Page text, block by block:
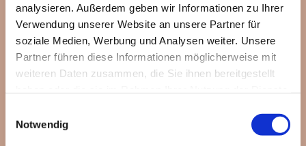
analysieren. Außerdem geben wir Informationen zu Ihrer
Verwendung unserer Website an unsere Partner für
soziale Medien, Werbung und Analysen weiter. Unsere
Partner führen diese Informationen möglicherweise mit
weiteren Daten zusammen, die Sie ihnen bereitgestellt
Notwendig